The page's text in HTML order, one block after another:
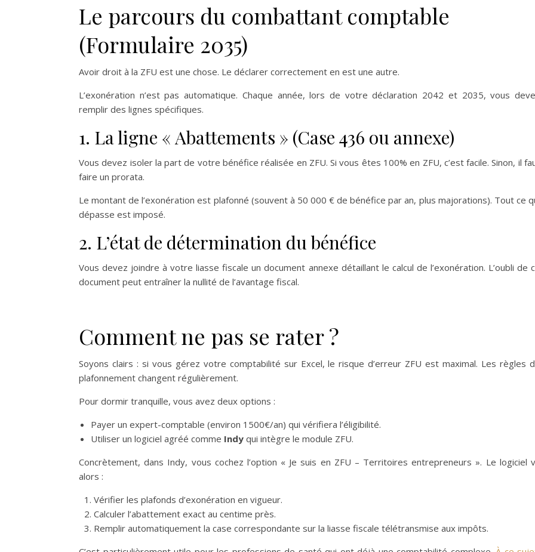
Le parcours du combattant comptable
(Formulaire 2035)
Avoir droit à la ZFU est une chose. Le déclarer correctement en est une autre.
L’exonération n’est pas automatique. Chaque année, lors de votre déclaration 2042 et 2035, vous
remplir des lignes spécifiques.
1. La ligne « Abattements » (Case 436 ou annexe)
Vous devez isoler la part de votre bénéfice réalisée en ZFU. Si vous êtes 100% en ZFU, c’est facile. Sinon, il
faire un prorata.
Le montant de l’exonération est plafonné (souvent à 50 000 € de bénéfice par an, plus majorations). Tout ce
dépasse est imposé.
2. L’état de détermination du bénéfice
Vous devez joindre à votre liasse fiscale un document annexe détaillant le calcul de l’exonération. L’oubli de
document peut entraîner la nullité de l’avantage fiscal.
Comment ne pas se rater ?
Soyons clairs : si vous gérez votre comptabilité sur Excel, le risque d’erreur ZFU est maximal. Les règles
plafonnement changent régulièrement.
Pour dormir tranquille, vous avez deux options :
Payer un expert-comptable (environ 1500€/an) qui vérifiera l’éligibilité.
Utiliser un logiciel agréé comme Indy qui intègre le module ZFU.
Concrètement, dans Indy, vous cochez l’option « Je suis en ZFU – Territoires entrepreneurs ». Le logiciel
alors :
Vérifier les plafonds d’exonération en vigueur.
Calculer l’abattement exact au centime près.
Remplir automatiquement la case correspondante sur la liasse fiscale télétransmise aux impôts.